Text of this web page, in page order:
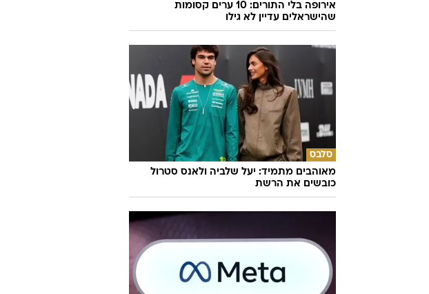
אירופה בלי התורים: 10 ערים קסומות
שהישראלים עדיין לא גילו
סלבס
מאוהבים מתמיד: יעל שלביה ולאנס סטרול
כובשים את הרשת